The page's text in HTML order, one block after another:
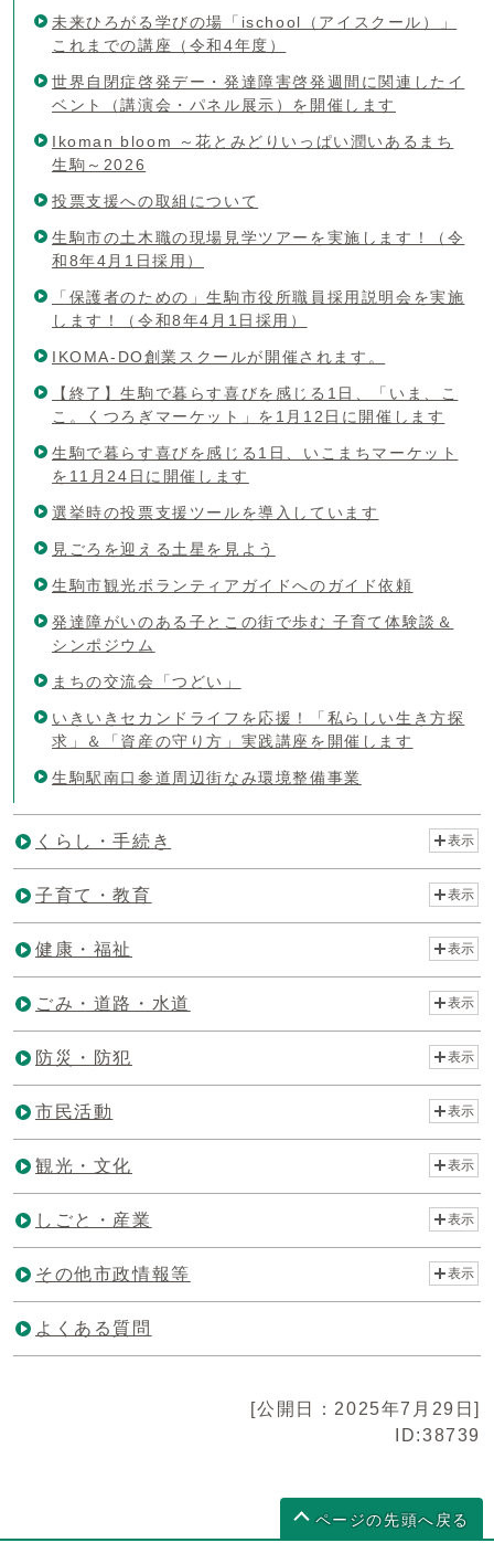
未来ひろがる学びの場「ischool（アイスクール）」
これまでの講座（令和4年度）
世界自閉症啓発デー・発達障害啓発週間に関連したイ
ベント（講演会・パネル展示）を開催します
Ikoman bloom ～花とみどりいっぱい潤いあるまち
生駒～2026
投票支援への取組について
生駒市の土木職の現場見学ツアーを実施します！（令
和8年4月1日採用）
「保護者のための」生駒市役所職員採用説明会を実施
します！（令和8年4月1日採用）
IKOMA-DO創業スクールが開催されます。
【終了】生駒で暮らす喜びを感じる1日、「いま、こ
こ。くつろぎマーケット」を1月12日に開催します
生駒で暮らす喜びを感じる1日、いこまちマーケット
を11月24日に開催します
選挙時の投票支援ツールを導入しています
見ごろを迎える土星を見よう
生駒市観光ボランティアガイドへのガイド依頼
発達障がいのある子とこの街で歩む 子育て体験談＆
シンポジウム
まちの交流会「つどい」
いきいきセカンドライフを応援！「私らしい生き方探
求」＆「資産の守り方」実践講座を開催します
生駒駅南口参道周辺街なみ環境整備事業
くらし・手続き 表示
子育て・教育 表示
健康・福祉 表示
ごみ・道路・水道 表示
防災・防犯 表示
市民活動 表示
観光・文化 表示
しごと・産業 表示
その他市政情報等 表示
よくある質問
[公開日：2025年7月29日]
ID:38739
ページの先頭へ戻る